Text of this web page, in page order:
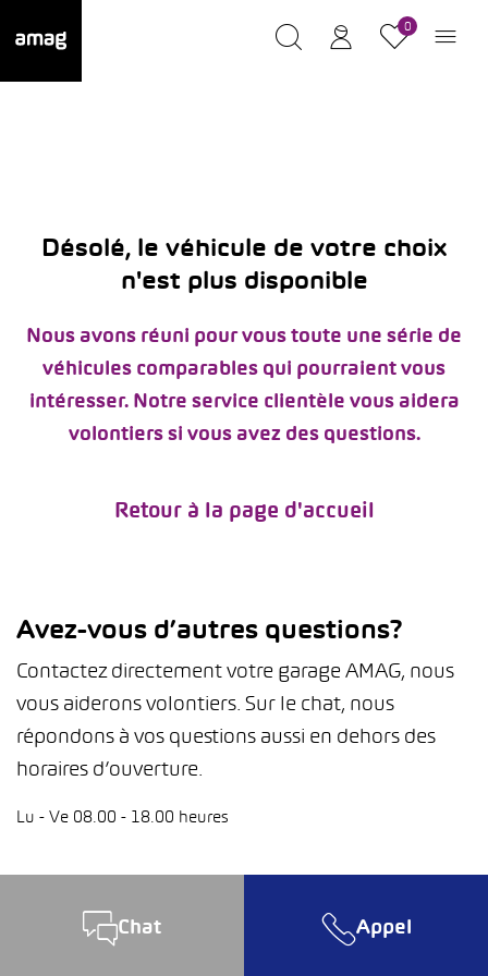
0
Désolé, le véhicule de votre choix
n'est plus disponible
Nous avons réuni pour vous toute une série de
véhicules comparables qui pourraient vous
intéresser. Notre service clientèle vous aidera
volontiers si vous avez des questions.
Retour à la page d'accueil
Avez-vous d’autres questions?
Contactez directement votre garage AMAG, nous
vous aiderons volontiers. Sur le chat, nous
répondons à vos questions aussi en dehors des
horaires d’ouverture.
Lu - Ve 08.00 - 18.00 heures
Chat Appel